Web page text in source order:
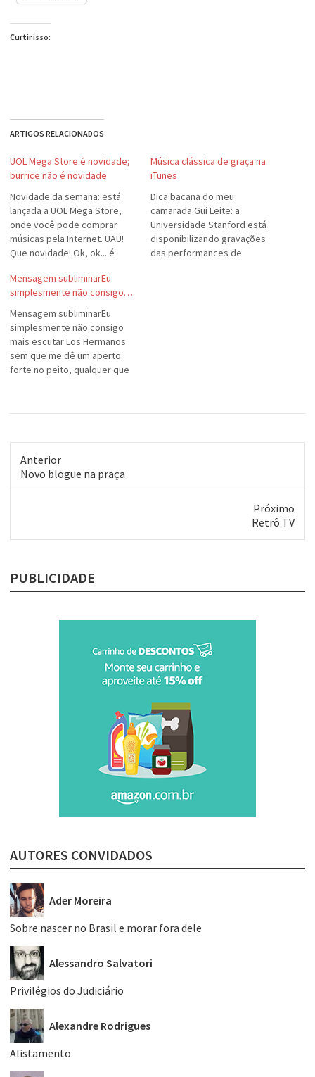
Curtir isso:
ARTIGOS RELACIONADOS
UOL Mega Store é novidade;
burrice não é novidade
Novidade da semana: está
lançada a UOL Mega Store,
onde você pode comprar
músicas pela Internet. UAU!
Que novidade! Ok, ok... é
veja, ou é burrice ou é
safadeza: o custo de comprar
um CD na MegaStore é MAIS
CARO que comprar um CD
na…
Música clássica de graça na
iTunes
Dica bacana do meu
camarada Gui Leite: a
Universidade Stanford está
disponibilizando gravações
das performances de
Mensagem subliminarEu
simplesmente não consigo…
Mensagem subliminarEu
simplesmente não consigo
mais escutar Los Hermanos
sem que me dê um aperto
forte no peito, qualquer que
eu tinha no meu iTunes na
trabalhar quando ouvia a voz
do Marcelo Camelo ou do…
Anterior
Post
anterior:
Novo blogue na praça
Próximo
post:
Retrô TV
PUBLICIDADE
AUTORES CONVIDADOS
Ader Moreira
Sobre nascer no Brasil e morar fora dele
Alessandro Salvatori
Privilégios do Judiciário
Alexandre Rodrigues
Alistamento